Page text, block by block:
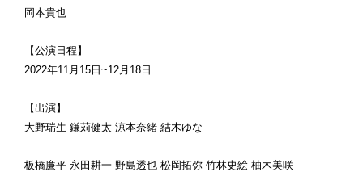
岡本貴也
【公演日程】
2022年11月15日~12月18日
【出演】
大野瑞生 鎌苅健太 涼本奈緒 結木ゆな
板橋廉平 永田耕一 野島透也 松岡拓弥 竹林史絵 柚木美咲